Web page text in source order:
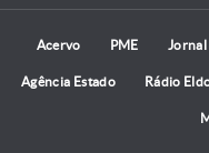
Acervo PME Jornal
Agência Estado Rádio